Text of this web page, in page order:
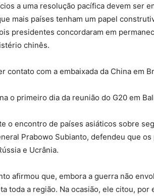
a uma resolução pacífica devem ser
mais países tenham um papel
presidentes concordaram em
chinês.
contato com a embaixada da China em
o primeiro dia da reunião do G20 em
o encontro de países asiáticos sobre
Prabowo Subianto, defendeu que
e Ucrânia.
afirmou que, embora a guerra não
toda a região. Na ocasião, ele citou,